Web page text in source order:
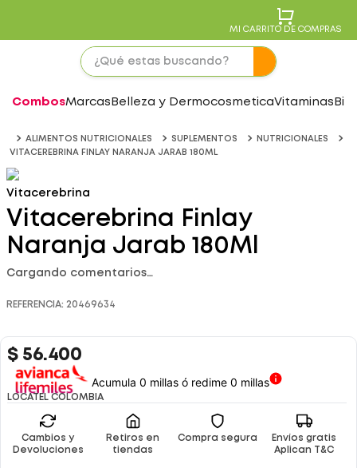
MI CARRITO DE COMPRAS
CombosMarcas Belleza y DermocosmeticaVitaminas
ALIMENTOS NUTRICIONALES SUPLEMENTOS
NUTRICIONALES
VITACEREBRINA FINLAY NARANJA JARAB 180ML
Vitacerebrina
Vitacerebrina Finlay
Naranja Jarab 180Ml
Cargando comentarios…
REFERENCIA: 20469634
$ 56.400
Acumula 0 millas ó redime 0 millas
LOCATEL COLOMBIA
Cambios y
Devoluciones
Retiros en
tiendas
Compra segura
Envíos gratis
Aplican T&C